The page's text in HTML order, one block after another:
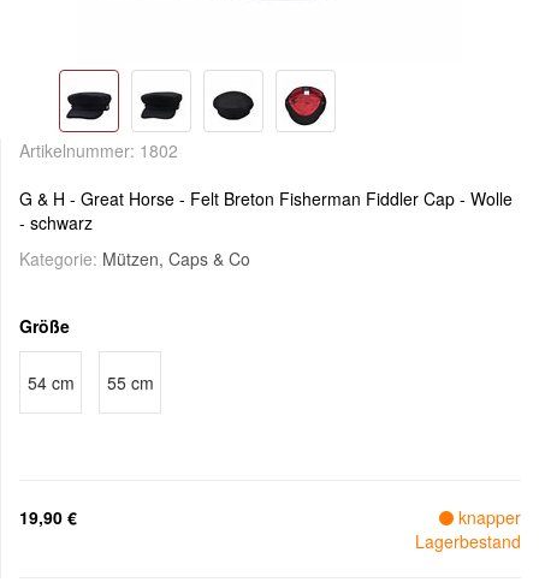
Artikelnummer: 1802
G & H - Great Horse - Felt Breton Fisherman Fiddler Cap - Wolle
- schwarz
Kategorie: Mützen, Caps & Co
Größe
54 cm 55 cm
19,90 €
knapper
Lagerbestand